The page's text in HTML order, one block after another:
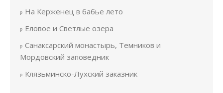
На Керженец в бабье лето
Еловое и Светлые озера
Санаксарский монастырь, Темников и
Мордовский заповедник
Клязьминско-Лухский заказник